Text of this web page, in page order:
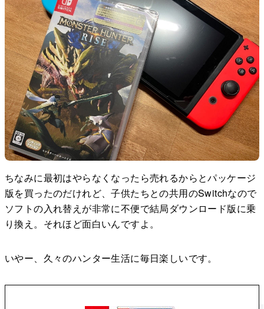
ちなみに最初はやらなくなったら売れるからとパッケージ
版を買ったのだけれど、子供たちとの共用のSwitchなので
ソフトの入れ替えが非常に不便で結局ダウンロード版に乗
り換え。それほど面白いんですよ。
いやー、久々のハンター生活に毎日楽しいです。